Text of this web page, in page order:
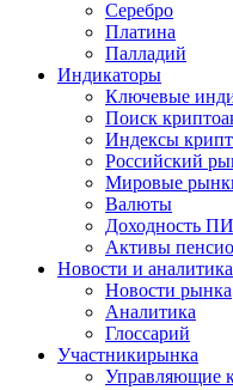
Серебро
Платина
Палладий
Индикаторы
Ключевые
Поиск
Индексы
Российский
Мировые
Валюты
Доходность
Активы
Новости и аналитика
Новости рынка
Аналитика
Глоссарий
Участникирынка
Управляющие